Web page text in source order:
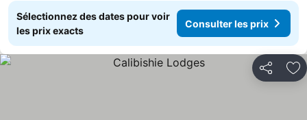
Sélectionnez des dates pour voir
les prix exacts
Consulter les prix
Partager